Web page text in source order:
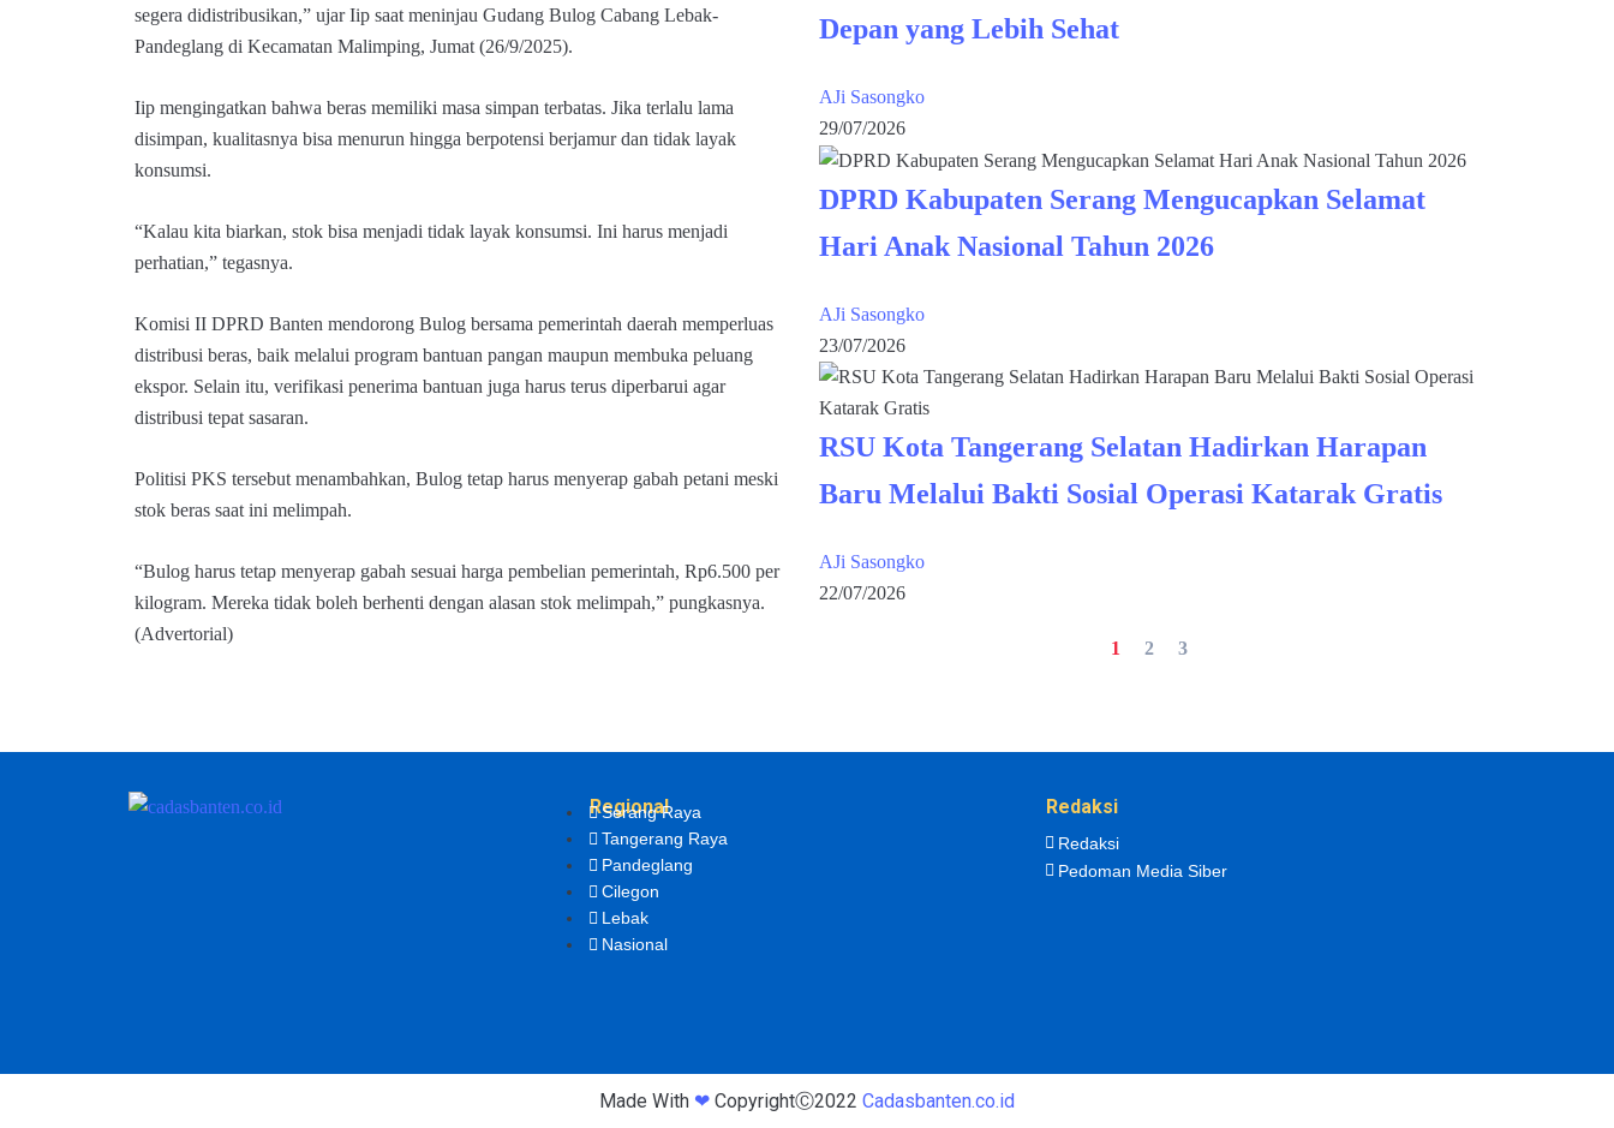
segera didistribusikan,” ujar Iip saat meninjau Gudang Bulog Cabang Lebak-
Pandeglang di Kecamatan Malimping, Jumat (26/9/2025).
Iip mengingatkan bahwa beras memiliki masa simpan terbatas. Jika terlalu lama
disimpan, kualitasnya bisa menurun hingga berpotensi berjamur dan tidak layak
konsumsi.
“Kalau kita biarkan, stok bisa menjadi tidak layak konsumsi. Ini harus menjadi
perhatian,” tegasnya.
Komisi II DPRD Banten mendorong Bulog bersama pemerintah daerah memperluas
distribusi beras, baik melalui program bantuan pangan maupun membuka peluang
ekspor. Selain itu, verifikasi penerima bantuan juga harus terus diperbarui agar
distribusi tepat sasaran.
Politisi PKS tersebut menambahkan, Bulog tetap harus menyerap gabah petani meski
stok beras saat ini melimpah.
“Bulog harus tetap menyerap gabah sesuai harga pembelian pemerintah, Rp6.500 per
kilogram. Mereka tidak boleh berhenti dengan alasan stok melimpah,” pungkasnya.
(Advertorial)
Depan yang Lebih Sehat
AJi Sasongko
29/07/2026
DPRD Kabupaten Serang Mengucapkan Selamat
Hari Anak Nasional Tahun 2026
AJi Sasongko
23/07/2026
RSU Kota Tangerang Selatan Hadirkan Harapan
Baru Melalui Bakti Sosial Operasi Katarak Gratis
AJi Sasongko
22/07/2026
1 2 3
Regional
Serang Raya
Tangerang Raya
Pandeglang
Cilegon
Lebak
Nasional
Redaksi
Redaksi
Pedoman Media Siber
Made With ❤ CopyrightⒸ2022 Cadasbanten.co.id